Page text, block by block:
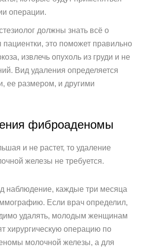
операции.
должны знать всё о
пациентки, это поможет правильно
извлечь опухоль из груди и не
Вид удаления определяется
ее размером, и другими
фиброаденомы
и не растет, то удаление
железы не требуется.
наблюдение, каждые три месяца
Если врач определил,
удалять, молодым женщинам
хирургическую операцию по
молочной железы, а для